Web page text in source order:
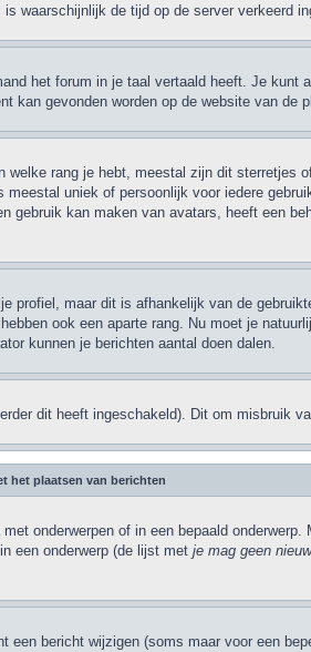
de tijd op de server verkeerd
het forum in je taal vertaald heeft. Je
gevonden worden op de website van de
rang je hebt, meestal zijn dit sterretjes
uniek of persoonlijk voor iedere
kan maken van avatars, heeft een
maar dit is afhankelijk van de
ook een aparte rang. Nu moet je
kunnen je berichten aantal doen dalen.
dit heeft ingeschakeld). Dit om misbruik
het plaatsen van berichten
onderwerpen of in een bepaald
een onderwerp (de lijst met je mag geen
bericht wijzigen (soms maar voor een